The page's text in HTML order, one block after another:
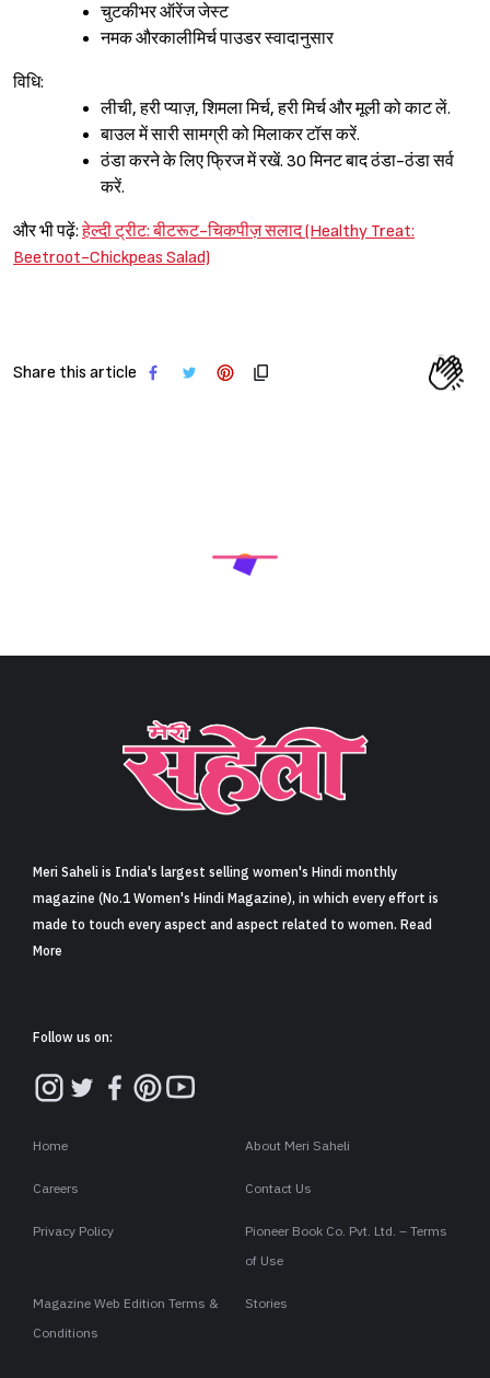
चुटकीभर ऑरेंज जेस्ट
नमक औरकालीमिर्च पाउडर स्वादानुसार
विधि:
लीची, हरी प्याज़, शिमला मिर्च, हरी मिर्च और मूली को काट लें.
बाउल में सारी सामग्री को मिलाकर टॉस करें.
ठंडा करने के लिए फ्रिज में रखें. 30 मिनट बाद ठंडा-ठंडा सर्व
करें.
और भी पढ़ें:हेल्दी ट्रीट: बीटरूट-चिकपीज़ सलाद (Healthy Treat:
Beetroot-Chickpeas Salad)
Share this article
Meri Saheli is India's largest selling women's Hindi monthly
magazine (No.1 Women's Hindi Magazine), in which every effort is
made to touch every aspect and aspect related to women. Read
More
Follow us on:
Home About Meri Saheli
Careers Contact Us
Privacy Policy
Pioneer Book Co. Pvt. Ltd. – Terms
of Use
Magazine Web Edition Terms &
Conditions
Stories